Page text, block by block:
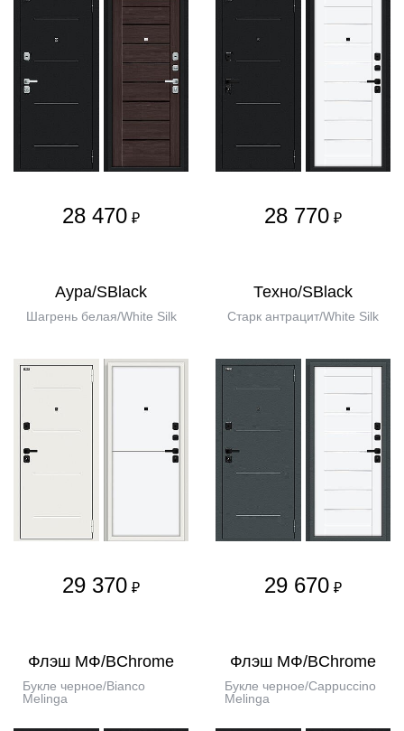
28 470 ₽ 28 770 ₽
Аура/SBlack
Шагрень белая/White Silk
29 370 ₽
Техно/SBlack
Старк антрацит/White Silk
29 670 ₽
Флэш МФ/BChrome
Букле черное/Bianco
Melinga
Флэш МФ/BChrome
Букле черное/Cappuccino
Melinga